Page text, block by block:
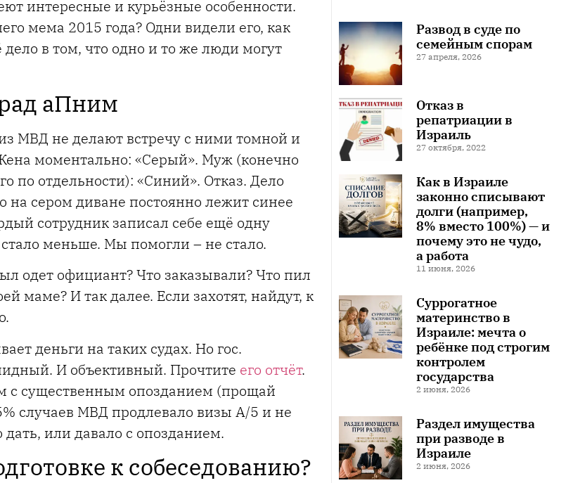
интересные и курьёзные особенности.
мема 2015 года? Одни видели его, как
дело в том, что одно и то же люди могут
аПним
МВД не делают встречу с ними томной и
моментально: «Серый». Муж (конечно
по отдельности): «Синий». Отказ. Дело
на сером диване постоянно лежит синее
сотрудник записал себе ещё одну
меньше. Мы помогли – не стало.
одет официант? Что заказывали? Что пил
маме? И так далее. Если захотят, найдут, к
деньги на таких судах. Но гос.
И объективный. Прочтите его отчёт.
с существенным опозданием (прощай
случаев МВД продлевало визы А/5 и не
дать, или давало с опозданием.
к собеседованию?
Развод в суде по
семейным спорам
27 апреля, 2026
Отказ в
репатриации в
Израиль
27 октября, 2022
Как в Израиле
законно списывают
долги (например,
8% вместо 100%) — и
почему это не чудо,
а работа
11 июня, 2026
Суррогатное
материнство в
Израиле: мечта о
ребёнке под строгим
контролем
государства
2 июня, 2026
Раздел имущества
при разводе в
Израиле
2 июня, 2026